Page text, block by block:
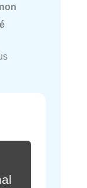
non